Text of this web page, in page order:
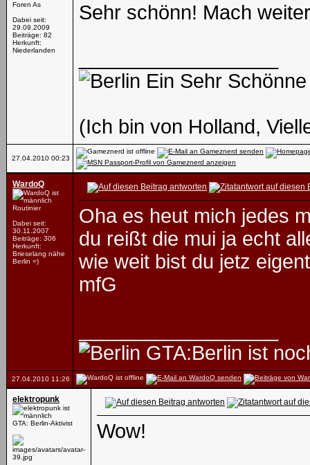
Foren As
Dabei seit:
29.09.2009
Beiträge: 82
Herkunft:
Niederlanden
Sehr schönn! Mach
Ein Sehr
(Ich bin von Holland,
27.04.2010 00:23
WardoQ
Routinier
Dabei seit:
30.11.2007
Beiträge: 306
Herkunft:
Brieselang nähe
Berlin =)
Oha es heut mich jedes
du reißt die mui ja echt
wie weit bist du jetz
mfG
GTA:Berlin ist
27.04.2010 11:26
elektropunk
GTA: Berlin-Aktivist Wow!